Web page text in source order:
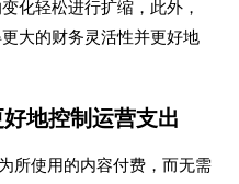
化轻松进行扩缩，此外，
大的财务灵活性并更好地
地控制运营支出
所使用的内容付费，而无需